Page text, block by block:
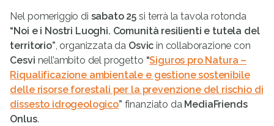
Nel pomeriggio di sabato 25 si terrà la tavola rotonda
“Noi e i Nostri Luoghi. Comunità resilienti e tutela del
territorio”, organizzata da Osvic in collaborazione con
Cesvi nell’ambito del progetto “Siguros pro Natura –
Riqualificazione ambientale e gestione sostenibile
delle risorse forestali per la prevenzione del rischio di
dissesto idrogeologico” finanziato daMediaFriends
Onlus.